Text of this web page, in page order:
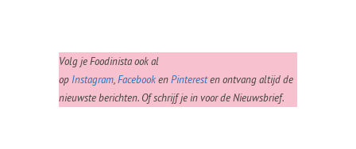
Volg je Foodinista ook al
op Instagram,FacebookenPinteresten ontvang altijd de
nieuwste berichten. Of schrijf je in voor de Nieuwsbrief.